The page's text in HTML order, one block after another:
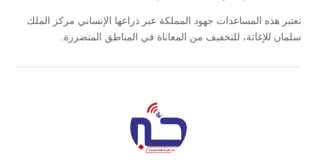
تعتبر هذه المساعدات جهود المملكة عبر ذراعها الإنساني مركز الملك
سلمان للإغاثة، للتخفيف من المعاناة في المناطق المتضررة.